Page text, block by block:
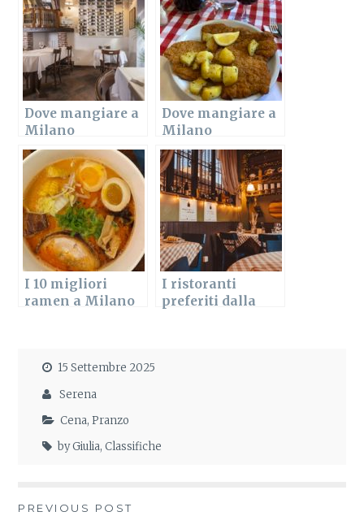
Dove mangiare a
Milano
Conchetta: i
migliori
ristoranti
Dove mangiare a
Milano
economico? 13
idee low cost
I 10 migliori
ramen a Milano
I ristoranti
preferiti dalla
15 Settembre 2025
Serena
Cena,Pranzo
by Giulia,Classifiche
PREVIOUS POST